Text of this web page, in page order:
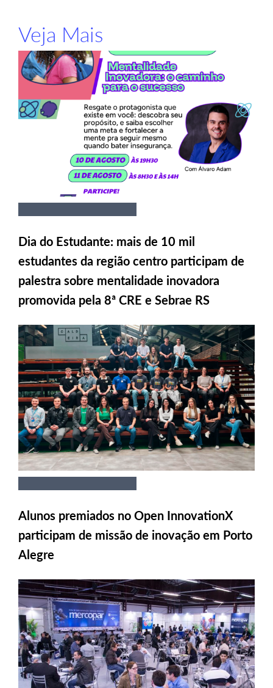
Veja Mais
Dia do Estudante: mais de 10 mil
estudantes da região centro participam de
palestra sobre mentalidade inovadora
promovida pela 8ª CRE e Sebrae RS
Alunos premiados no Open InnovationX
participam de missão de inovação em Porto
Alegre